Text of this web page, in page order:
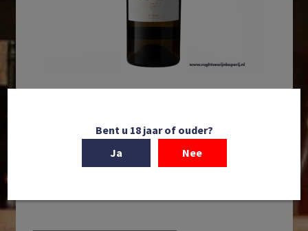
José Pariente | Verdejo | DO Rueda | Castilla y León |
Spanje | 2024 | Magnum 1,5L
Bent u 18 jaar of ouder?
Ja
Nee